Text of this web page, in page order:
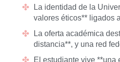
La identidad de la
valores éticos** ligados
La oferta académica
distancia**, y una red
El estudiante vive